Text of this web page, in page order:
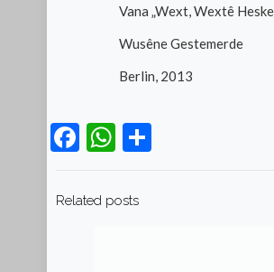
Vana „Wext, Wextê
Wusêne Gestemerde
Berlin, 2013
Facebook
WhatsApp
Related posts